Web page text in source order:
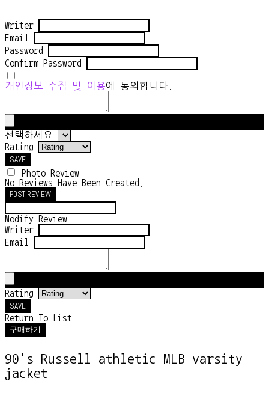
Writer
Email
Password
Confirm Password
개인정보 수집 및 이용에 동의합니다.
선택하세요
Rating
SAVE
Photo Review
No Reviews Have Been Created.
POST REVIEW
Modify Review
Writer
Email
Rating
SAVE
Return To List
구매하기
90's Russell athletic MLB varsity
jacket